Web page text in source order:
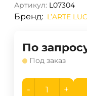
Артикул: L07304
Бренд: L’ARTE
По
Под заказ
- +